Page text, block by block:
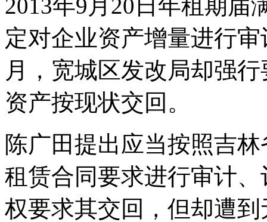
2013年9月20日年租期届
定对企业资产增量进行
月，宽城区发改局却强
资产按现状交回。
陈广田提出应当按照吉
租赁合同要求进行审计
权要求其交回，但却遭